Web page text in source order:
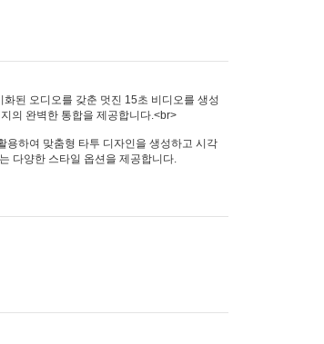
된 오디오를 갖춘 멋진 15초 비디오를 생성
의 완벽한 통합을 제공합니다.<br>
용하여 맞춤형 타투 디자인을 생성하고 시각
다양한 스타일 옵션을 제공합니다.